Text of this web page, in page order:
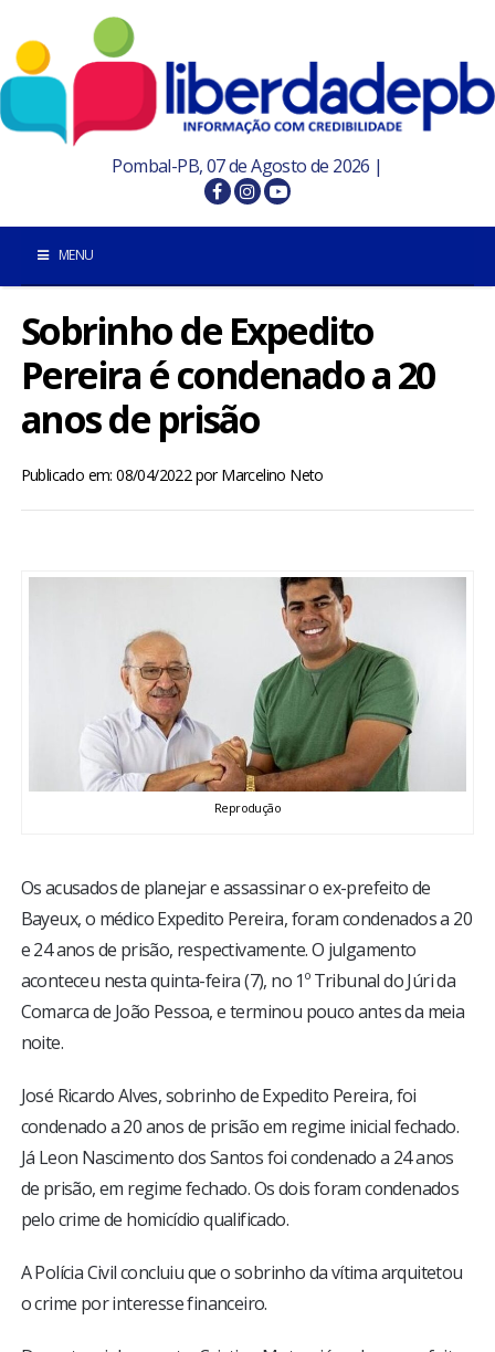
Pombal-PB, 07 de Agosto de 2026 |
MENU
INÍCIO
POMBAL E REGIÃO
BRASIL
ENTRETENIMENTO
ENQUETE
FOTOS
COLUNISTAS
Sobrinho de Expedito
Pereira é condenado a 20
anos de prisão
Publicado em: 08/04/2022porMarcelino Neto
Reprodução
Os acusados de planejar e assassinar o ex-prefeito de
Bayeux, o médico Expedito Pereira, foram condenados a 20
e 24 anos de prisão, respectivamente. O julgamento
aconteceu nesta quinta-feira (7), no 1º Tribunal do Júri da
Comarca de João Pessoa, e terminou pouco antes da meia
noite.
José Ricardo Alves, sobrinho de Expedito Pereira, foi
condenado a 20 anos de prisão em regime inicial fechado.
Já Leon Nascimento dos Santos foi condenado a 24 anos
de prisão, em regime fechado. Os dois foram condenados
pelo crime de homicídio qualificado.
A Polícia Civil concluiu que o sobrinho da vítima arquitetou
o crime por interesse financeiro.